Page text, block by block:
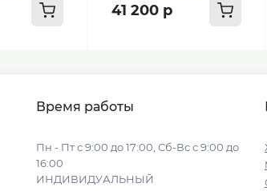
41 200 р
Время работы
Пн - Пт с 9:00 до 17:00, Сб-Вс с 9:00 до
16:00
ИНДИВИДУАЛЬНЫЙ